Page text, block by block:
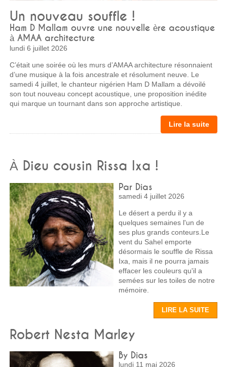
Un nouveau souffle !
Ham D Mallam ouvre une nouvelle ère acoustique
à AMAA architecture
lundi 6 juillet 2026
C’était une soirée où les murs d’AMAA architecture résonnaient
d’une musique à la fois ancestrale et résolument neuve. Le
samedi 4 juillet, le chanteur nigérien Ham D Mallam a dévoilé
son tout nouveau concept acoustique, une proposition inédite
qui marque un tournant dans son approche artistique.
Lire la suite
À Dieu cousin Rissa Ixa !
Par Dias
samedi 4 juillet 2026
Le désert a perdu il y a
quelques semaines l'un de
ses plus grands conteurs.Le
vent du Sahel emporte
désormais le souffle de Rissa
Ixa, mais il ne pourra jamais
effacer les couleurs qu'il a
semées sur les toiles de notre
mémoire.
LIRE LA SUITE
Robert Nesta Marley
By Dias
lundi 11 mai 2026